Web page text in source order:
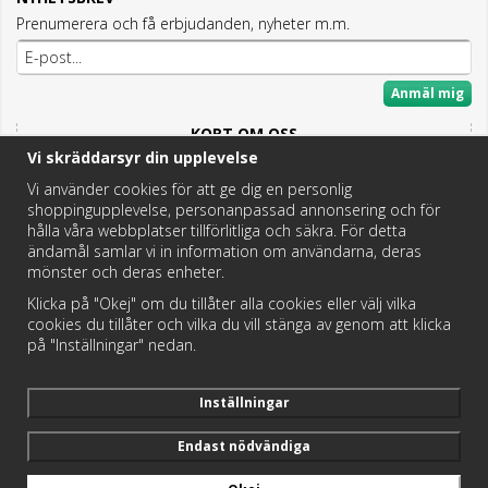
Prenumerera och få erbjudanden, nyheter m.m.
Anmäl mig
KORT OM OSS
Här hittar du det bästa och mesta inom Badrum,
Fritidstoaletter och VVS.
Butik i Hedemora.
Vi hjälper dig hitta rätt reservdel!
https://badochtoaspecialisten.se/return/
Vi skräddarsyr din upplevelse
Vi använder cookies för att ge dig en personlig
shoppingupplevelse, personanpassad annonsering och för
hålla våra webbplatser tillförlitliga och säkra. För detta
ändamål samlar vi in information om användarna, deras
mönster och deras enheter.
Klicka på "Okej" om du tillåter alla cookies eller välj vilka
cookies du tillåter och vilka du vill stänga av genom att klicka
på "Inställningar" nedan.
Inställningar
Endast nödvändiga